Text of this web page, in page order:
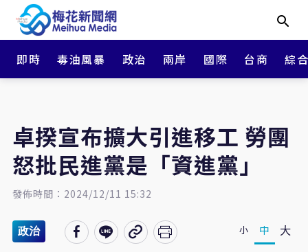
即時 毒油風暴 政治 兩岸 國際 台商 綜
卓揆宣布擴大引進移工 勞團
怒批民進黨是「資進黨」
發佈時間：2024/12/11 15:32
政治 小 中 大